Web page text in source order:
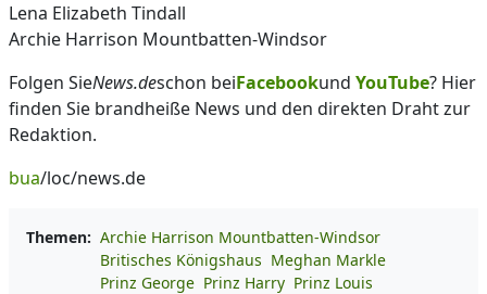
Lena Elizabeth Tindall
Archie Harrison Mountbatten-Windsor
Folgen SieNews.deschon beiFacebookund YouTube? Hier
finden Sie brandheiße News und den direkten Draht zur
Redaktion.
bua/loc/news.de
Themen: Archie Harrison Mountbatten-Windsor
Britisches Königshaus Meghan Markle
Prinz George Prinz Harry Prinz Louis